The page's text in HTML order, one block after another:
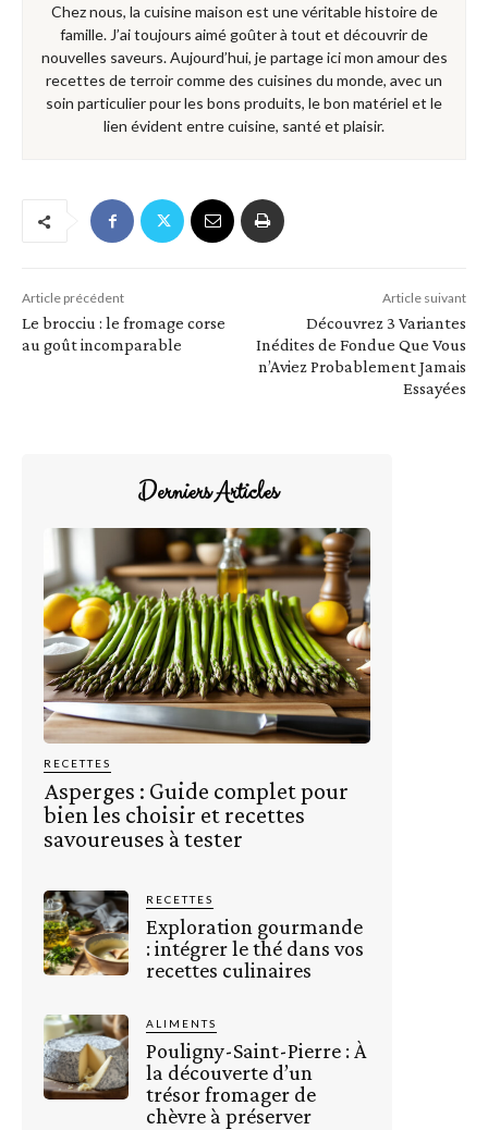
Chez nous, la cuisine maison est une véritable histoire de
famille. J’ai toujours aimé goûter à tout et découvrir de
nouvelles saveurs. Aujourd’hui, je partage ici mon amour des
recettes de terroir comme des cuisines du monde, avec un
soin particulier pour les bons produits, le bon matériel et le
lien évident entre cuisine, santé et plaisir.
Article précédent
Le brocciu : le fromage corse
au goût incomparable
Article suivant
Découvrez 3 Variantes
Inédites de Fondue Que Vous
n’Aviez Probablement Jamais
Essayées
Derniers Articles
RECETTES
Asperges : Guide complet pour
bien les choisir et recettes
savoureuses à tester
RECETTES
Exploration gourmande
: intégrer le thé dans vos
recettes culinaires
ALIMENTS
Pouligny-Saint-Pierre : À
la découverte d’un
trésor fromager de
chèvre à préserver